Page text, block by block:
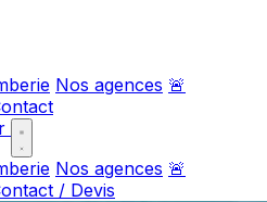
Nos agences 🚨
Nos agences 🚨
/ Devis